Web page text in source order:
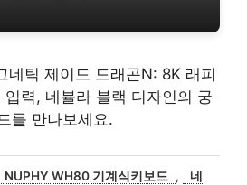
네틱 제이드 드래곤N: 8K 래피
력, 네뷸라 블랙 디자인의 궁
를 만나보세요.
NUPHY WH80 기계식키보드 ,
네